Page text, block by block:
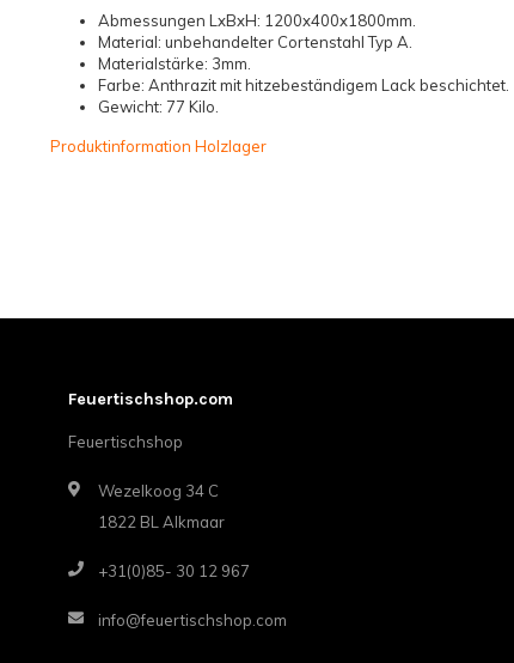
Abmessungen LxBxH: 1200x400x1800mm.
Material: unbehandelter Cortenstahl Typ A.
Materialstärke: 3mm.
Farbe: Anthrazit mit hitzebeständigem Lack beschichtet.
Gewicht: 77 Kilo.
Produktinformation Holzlager
Feuertischshop.com
Feuertischshop
Wezelkoog 34 C
1822 BL Alkmaar
+31(0)85- 30 12 967
info@feuertischshop.com